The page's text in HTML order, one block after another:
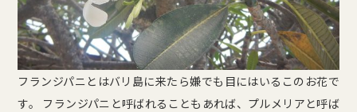
フランジパニとはバリ島に来たら嫌でも目にはいるこのお花で
す。 フランジパニと呼ばれることもあれば、プルメリアと呼ば